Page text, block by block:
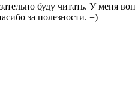
буду читать. У меня
за полезности. =)